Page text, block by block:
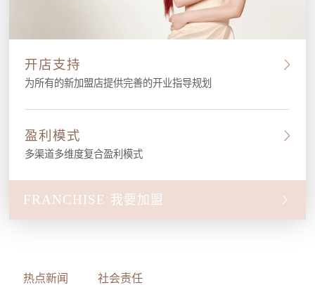
开店支持
为所有的新加盟店提供完善的开业指导规划
盈利模式
多渠道多维度复合盈利模式
FRANCHISE 我要加盟
热点新闻 社会责任